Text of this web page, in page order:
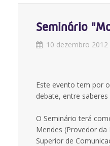
Seminário
10 dezembro 2012
Este evento tem por
debate, entre
O Seminário terá
Mendes (Provedor
Superior de